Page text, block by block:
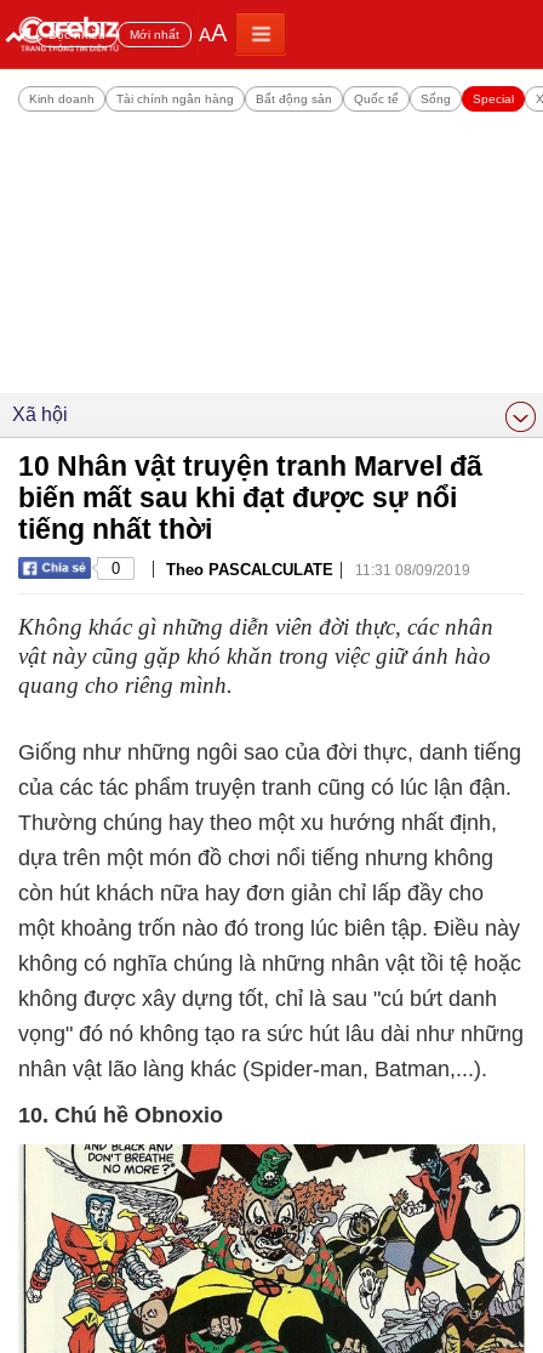
Đọc nhiều Mới nhất AA
Kinh doanh Tài chính ngân hàng Bất động sản Quốc tế Sống Special
Xã hội
10 Nhân vật truyện tranh Marvel đã
biến mất sau khi đạt được sự nổi
tiếng nhất thời
0 | Theo PASCALCULATE | 11:31 08/09/2019
Không khác gì những diễn viên đời thực, các nhân
vật này cũng gặp khó khăn trong việc giữ ánh hào
quang cho riêng mình.
Giống như những ngôi sao của đời thực, danh tiếng
của các tác phẩm truyện tranh cũng có lúc lận đận.
Thường chúng hay theo một xu hướng nhất định,
dựa trên một món đồ chơi nổi tiếng nhưng không
còn hút khách nữa hay đơn giản chỉ lấp đầy cho
một khoảng trốn nào đó trong lúc biên tập. Điều này
không có nghĩa chúng là những nhân vật tồi tệ hoặc
không được xây dựng tốt, chỉ là sau "cú bứt danh
vọng" đó nó không tạo ra sức hút lâu dài như những
nhân vật lão làng khác (Spider-man, Batman,...).
10. Chú hề Obnoxio